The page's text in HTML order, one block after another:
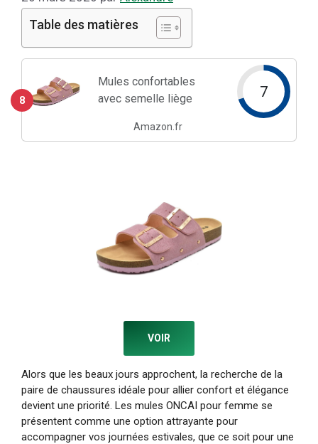
Table des matières
8
Mules confortables
avec semelle liège
7
Amazon.fr
VOIR
Alors que les beaux jours approchent, la recherche de la
paire de chaussures idéale pour allier confort et élégance
devient une priorité. Les mules ONCAI pour femme se
présentent comme une option attrayante pour
accompagner vos journées estivales, que ce soit pour une